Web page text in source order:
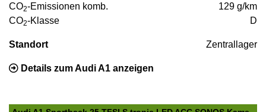
CO2-Emissionen komb.
129 g/km
CO2-Klasse D
Standort Zentrallager
Details zum Audi A1 anzeigen